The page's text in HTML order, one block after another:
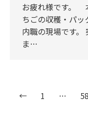
お疲れ様です。
ちごの収穫・パ
内職の現場です。
ま…
← 1 … 58